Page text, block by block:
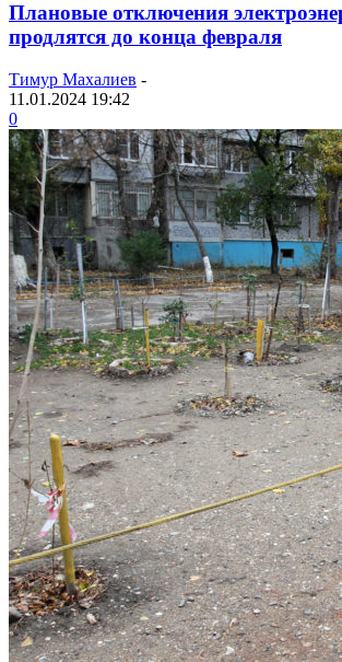
Плановые отключения
продлятся до конца февраля
Тимур Махалиев -
11.01.2024 19:42
0